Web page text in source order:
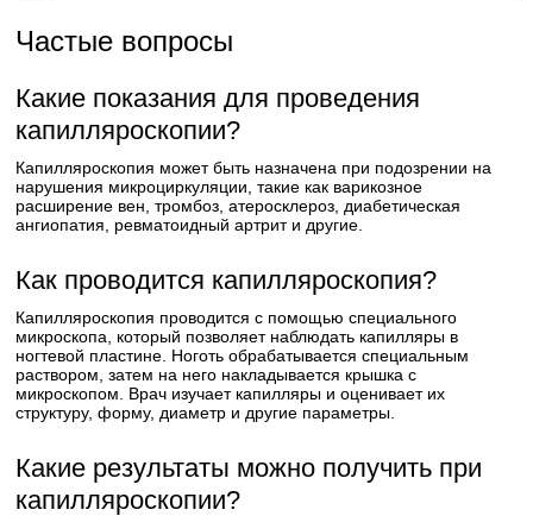
Частые вопросы
Какие показания для проведения
капилляроскопии?
Капилляроскопия может быть назначена при подозрении на
нарушения микроциркуляции, такие как варикозное
расширение вен, тромбоз, атеросклероз, диабетическая
ангиопатия, ревматоидный артрит и другие.
Как проводится капилляроскопия?
Капилляроскопия проводится с помощью специального
микроскопа, который позволяет наблюдать капилляры в
ногтевой пластине. Ноготь обрабатывается специальным
раствором, затем на него накладывается крышка с
микроскопом. Врач изучает капилляры и оценивает их
структуру, форму, диаметр и другие параметры.
Какие результаты можно получить при
капилляроскопии?